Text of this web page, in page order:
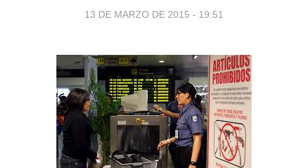
13 DE MARZO DE 2015 - 19:51